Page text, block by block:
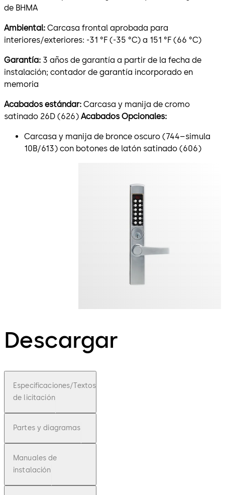
de BHMA
Ambiental: Carcasa frontal aprobada para
interiores/exteriores: -31 °F (-35 °C) a 151 °F (66 °C)
Garantía: 3 años de garantía a partir de la fecha de
instalación; contador de garantía incorporado en
memoria
Acabados estándar: Carcasa y manija de cromo
satinado 26D (626) Acabados Opcionales:
Carcasa y manija de bronce oscuro (744–simula
10B/613) con botones de latón satinado (606)
Descargar
Especificaciones/Textos
de licitación
Partes y diagramas
Manuales de
instalación